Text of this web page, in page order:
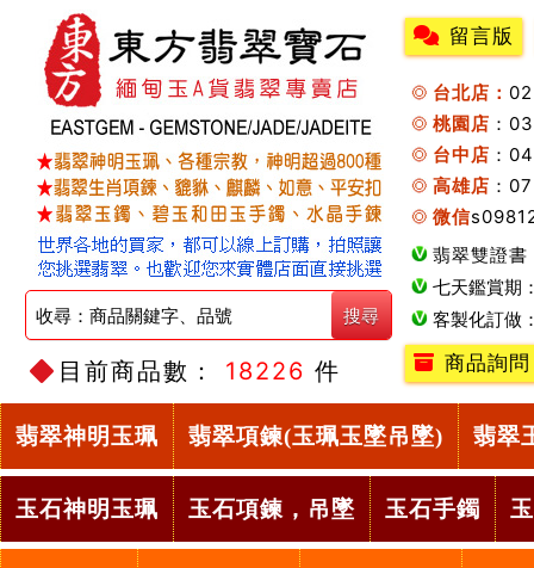
目前商品數： 18226 件
留言版
台北店：
桃園店 ：
台中店 ：
高雄店 ：
微信
翡翠雙證書
七天鑑賞期
客製化訂做
商品詢問
翡翠神明玉珮 翡翠項鍊(玉珮玉墜吊墜) 翡翠
玉石神明玉珮 玉石項鍊，吊墜 玉石手鐲